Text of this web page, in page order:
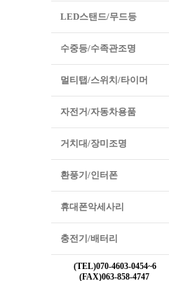
LED스탠드/무드등
수중등/수족관조명
멀티탭/스위치/타이머
자전거/자동차용품
거치대/장미조명
환풍기/인터폰
휴대폰악세사리
충전기/배터리
(TEL)070-4603-0454~6
(FAX)063-858-4747